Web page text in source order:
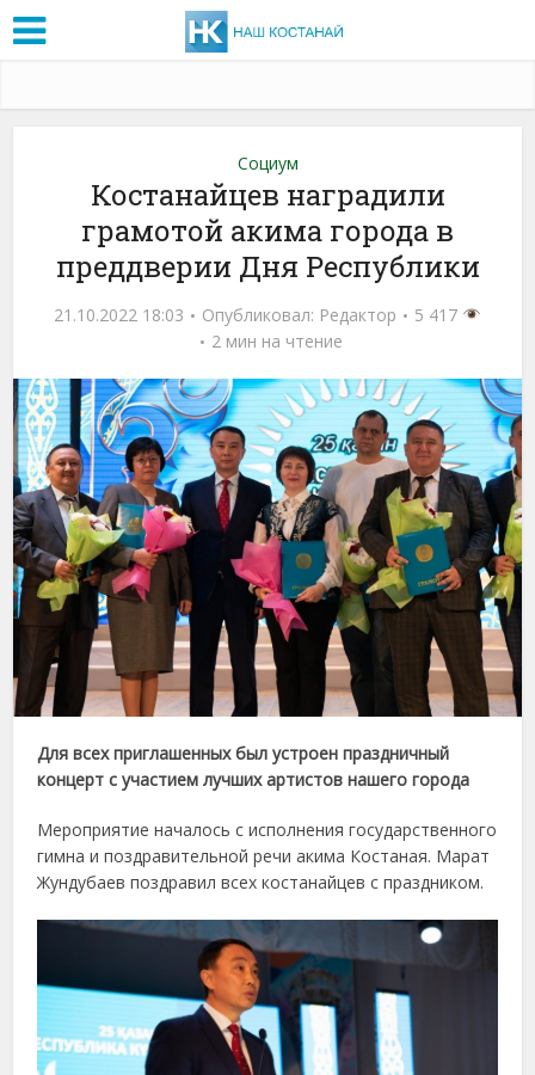
Социум
Костанайцев наградили
грамотой акима города в
преддверии Дня Республики
21.10.2022 18:03 Опубликовал: Редактор
5 417
2 мин на чтение
Для всех приглашенных был устроен праздничный
концерт с участием лучших артистов нашего города
Мероприятие началось с исполнения государственного
гимна и поздравительной речи акима Костаная. Марат
Жундубаев поздравил всех костанайцев с праздником.